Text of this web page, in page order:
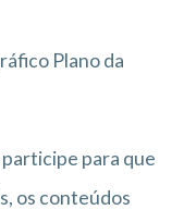
Plano da
para que
os conteúdos